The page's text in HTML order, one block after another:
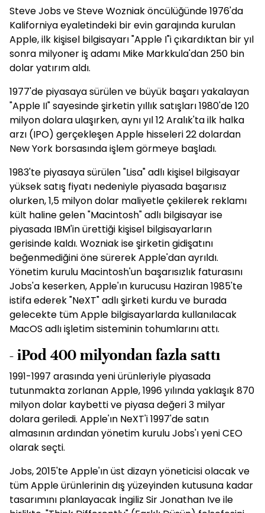
Steve Jobs ve Steve Wozniak öncülüğünde 1976'da
Kaliforniya eyaletindeki bir evin garajında kurulan
Apple, ilk kişisel bilgisayarı "Apple I"i çıkardıktan bir yıl
sonra milyoner iş adamı Mike Markkula'dan 250 bin
dolar yatırım aldı.
1977'de piyasaya sürülen ve büyük başarı yakalayan
"Apple II" sayesinde şirketin yıllık satışları 1980'de 120
milyon dolara ulaşırken, aynı yıl 12 Aralık'ta ilk halka
arzı (IPO) gerçekleşen Apple hisseleri 22 dolardan
New York borsasında işlem görmeye başladı.
1983'te piyasaya sürülen "Lisa" adlı kişisel bilgisayar
yüksek satış fiyatı nedeniyle piyasada başarısız
olurken, 1,5 milyon dolar maliyetle çekilerek reklamı
kült haline gelen "Macintosh" adlı bilgisayar ise
piyasada IBM'in ürettiği kişisel bilgisayarların
gerisinde kaldı. Wozniak ise şirketin gidişatını
beğenmediğini öne sürerek Apple'dan ayrıldı.
Yönetim kurulu Macintosh'un başarısızlık faturasını
Jobs'a keserken, Apple'ın kurucusu Haziran 1985'te
istifa ederek "NeXT" adlı şirketi kurdu ve burada
gelecekte tüm Apple bilgisayarlarda kullanılacak
MacOS adlı işletim sisteminin tohumlarını attı.
- iPod 400 milyondan fazla sattı
1991-1997 arasında yeni ürünleriyle piyasada
tutunmakta zorlanan Apple, 1996 yılında yaklaşık 870
milyon dolar kaybetti ve piyasa değeri 3 milyar
dolara geriledi. Apple'ın NeXT'i 1997'de satın
almasının ardından yönetim kurulu Jobs'ı yeni CEO
olarak seçti.
Jobs, 2015'te Apple'ın üst dizayn yöneticisi olacak ve
tüm Apple ürünlerinin dış yüzeyinden kutusuna kadar
tasarımını planlayacak İngiliz Sir Jonathan Ive ile